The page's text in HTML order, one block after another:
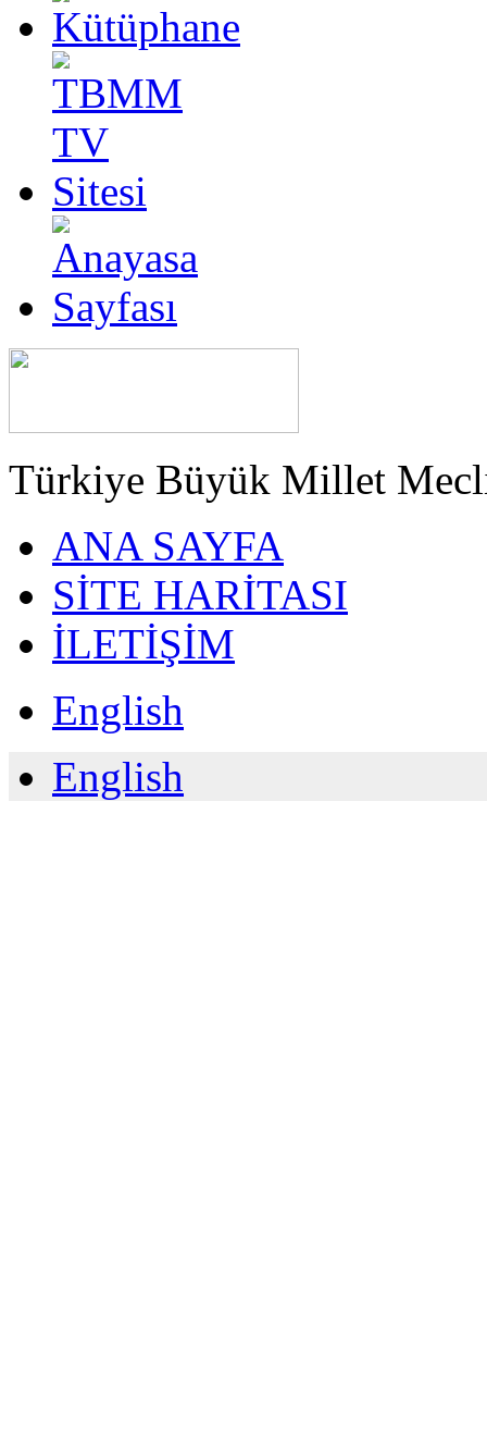
Türkiye Büyük Millet
ANA SAYFA
SİTE HARİTASI
İLETİŞİM
English
English